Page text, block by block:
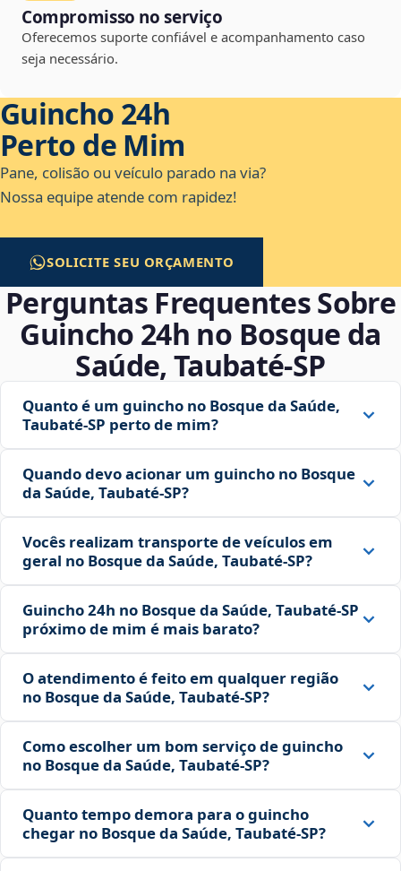
Compromisso no serviço
Oferecemos suporte confiável e acompanhamento caso
seja necessário.
Guincho 24h
Perto de Mim
Pane, colisão ou veículo parado na via?
Nossa equipe atende com rapidez!
SOLICITE SEU ORÇAMENTO
Perguntas Frequentes Sobre
Guincho 24h no Bosque da
Saúde, Taubaté‑SP
Quanto é um guincho no Bosque da Saúde,
Taubaté‑SP perto de mim?
Quando devo acionar um guincho no Bosque
da Saúde, Taubaté‑SP?
Vocês realizam transporte de veículos em
geral no Bosque da Saúde, Taubaté‑SP?
Guincho 24h no Bosque da Saúde, Taubaté‑SP
próximo de mim é mais barato?
O atendimento é feito em qualquer região
no Bosque da Saúde, Taubaté‑SP?
Como escolher um bom serviço de guincho
no Bosque da Saúde, Taubaté‑SP?
Quanto tempo demora para o guincho
chegar no Bosque da Saúde, Taubaté‑SP?